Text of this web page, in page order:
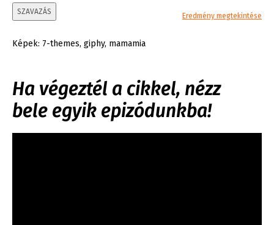
SZAVAZÁS Eredmény megtekintése
Képek: 7-themes, giphy, mamamia
Ha végeztél a cikkel, nézz
bele egyik epizódunkba!